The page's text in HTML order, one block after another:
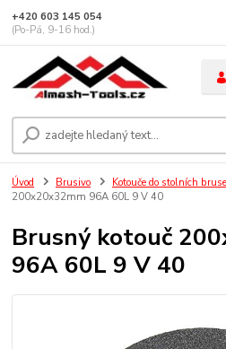
+420 603 145 054
(Po-Pá, 9-16 hod.)
Úvod Brusivo Kotouče do stolních
200x20x32mm 96A 60L 9 V 40
Brusný kotouč
96A 60L 9 V 40